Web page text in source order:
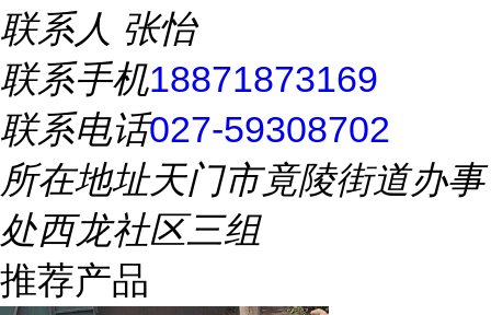
联系人 张怡
联系手机18871873169
联系电话027-59308702
所在地址天门市竟陵街道办事
处西龙社区三组
推荐产品